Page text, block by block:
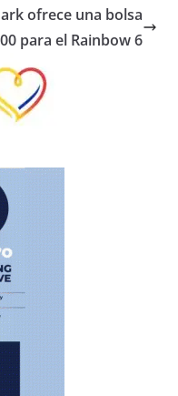
ofrece una bolsa
para el Rainbow 6